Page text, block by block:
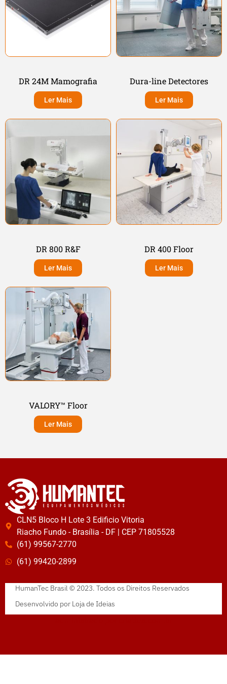
DR 24M Mamografia
Ler Mais
Dura-line Detectores
Ler Mais
DR 800 R&F
Ler Mais
DR 400 Floor
Ler Mais
VALORY™ Floor
Ler Mais
CLN5 Bloco H Lote 3 Edificio Vitoria
Riacho Fundo - Brasília - DF | CEP 71805528
(61) 99567-2770
(61) 99420-2899
HumanTec Brasil © 2023. Todos os Direitos Reservados
Desenvolvido por Loja de Ideias